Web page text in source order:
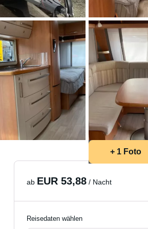
+ 1 Foto
ab EUR 53,88 / Nacht
Reisedaten wählen